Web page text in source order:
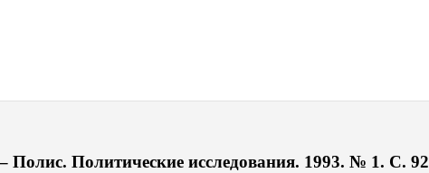
Политические исследования. 1993. № 1. С. 92